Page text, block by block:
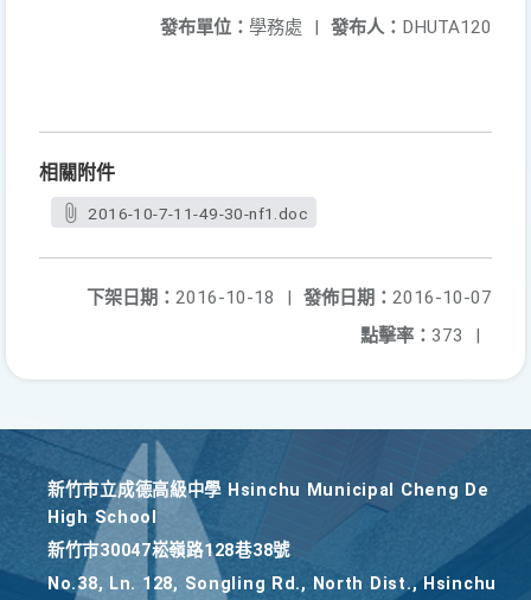
發布人： DHUTA120
發布單位： 學務處 |
相關附件
2016-10-7-11-49-30-nf1.doc
發佈日期： 2016-10-07
下架日期： 2016-10-18
|
點擊率： 373 |
新竹巿立成德高級中學 Hsinchu Municipal Cheng De
High School
新竹巿30047崧嶺路128巷38號
No.38, Ln. 128, Songling Rd., North Dist., Hsinchu